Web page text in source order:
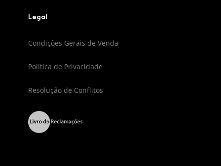
Legal
Condições Gerais de Venda
Política de Privacidade
Resolução de Conflitos